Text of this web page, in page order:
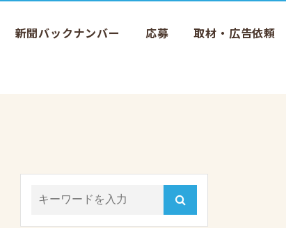
新聞バックナンバー 応募 取材・広告依頼